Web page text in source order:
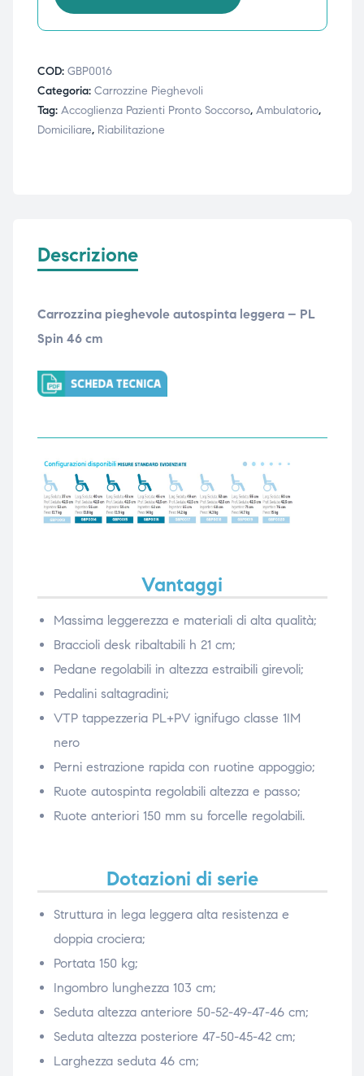
COD: GBP0016
Categoria: Carrozzine Pieghevoli
Tag: Accoglienza Pazienti Pronto Soccorso, Ambulatorio,
Domiciliare, Riabilitazione
Descrizione
Carrozzina pieghevole autospinta leggera – PL
Spin 46 cm
Vantaggi
Massima leggerezza e materiali di alta qualità;
Braccioli desk ribaltabili h 21 cm;
Pedane regolabili in altezza estraibili girevoli;
Pedalini saltagradini;
VTP tappezzeria PL+PV ignifugo classe 1IM
nero
Perni estrazione rapida con ruotine appoggio;
Ruote autospinta regolabili altezza e passo;
Ruote anteriori 150 mm su forcelle regolabili.
Dotazioni di serie
Struttura in lega leggera alta resistenza e
doppia crociera;
Portata 150 kg;
Ingombro lunghezza 103 cm;
Seduta altezza anteriore 50-52-49-47-46 cm;
Seduta altezza posteriore 47-50-45-42 cm;
Larghezza seduta 46 cm;